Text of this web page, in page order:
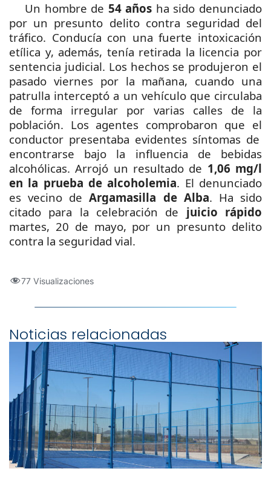
Un hombre de 54 años ha sido denunciado
por un presunto delito contra seguridad del
tráfico. Conducía con una fuerte intoxicación
etílica y, además, tenía retirada la licencia por
sentencia judicial. Los hechos se produjeron el
pasado viernes por la mañana, cuando una
patrulla interceptó a un vehículo que circulaba
de forma irregular por varias calles de la
población. Los agentes comprobaron que el
conductor presentaba evidentes síntomas de
encontrarse bajo la
influencia de bebidas
alcohólicas. Arrojó un resultado de 1,06 mg/l
en la prueba de alcoholemia. El denunciado
es vecino deArgamasilla de Alba. Ha sido
citado para la celebración de juicio rápido
martes, 20 de mayo, por un presunto delito
contra la seguridad vial.
77 Visualizaciones
Noticias relacionadas